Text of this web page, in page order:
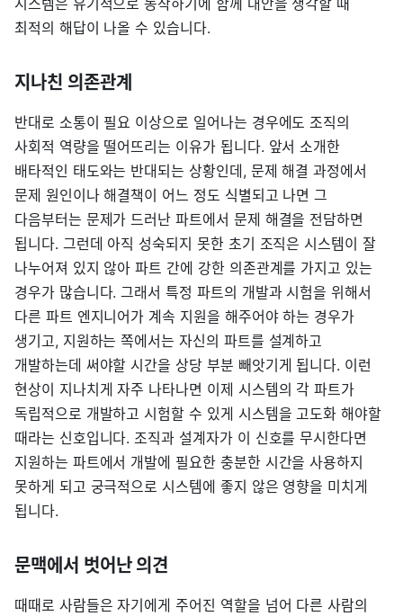
시스템은 유기적으로 동작하기에 함께 대안을 생각할 때
최적의 해답이 나올 수 있습니다.
지나친 의존관계
반대로 소통이 필요 이상으로 일어나는 경우에도 조직의
사회적 역량을 떨어뜨리는 이유가 됩니다. 앞서 소개한
배타적인 태도와는 반대되는 상황인데, 문제 해결 과정에서
문제 원인이나 해결책이 어느 정도 식별되고 나면 그
다음부터는 문제가 드러난 파트에서 문제 해결을 전담하면
됩니다. 그런데 아직 성숙되지 못한 초기 조직은 시스템이 잘
나누어져 있지 않아 파트 간에 강한 의존관계를 가지고 있는
경우가 많습니다. 그래서 특정 파트의 개발과 시험을 위해서
다른 파트 엔지니어가 계속 지원을 해주어야 하는 경우가
생기고, 지원하는 쪽에서는 자신의 파트를 설계하고
개발하는데 써야할 시간을 상당 부분 빼앗기게 됩니다. 이런
현상이 지나치게 자주 나타나면 이제 시스템의 각 파트가
독립적으로 개발하고 시험할 수 있게 시스템을 고도화 해야할
때라는 신호입니다. 조직과 설계자가 이 신호를 무시한다면
지원하는 파트에서 개발에 필요한 충분한 시간을 사용하지
못하게 되고 궁극적으로 시스템에 좋지 않은 영향을 미치게
됩니다.
문맥에서 벗어난 의견
때때로 사람들은 자기에게 주어진 역할을 넘어 다른 사람의